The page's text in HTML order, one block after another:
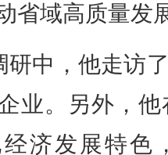
省域高质量发
研中，他走访
业。另外，
济发展特色